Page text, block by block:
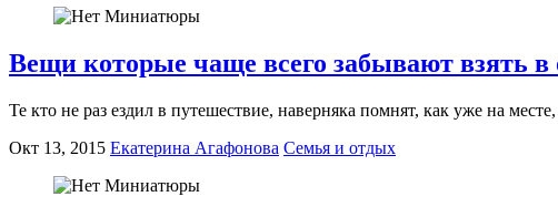
Вещи которые чаще всего забывают взять в
Те кто не раз ездил в путешествие, наверняка помнят, как уже на
Окт 13, 2015 Екатерина Агафонова Семья и отдых